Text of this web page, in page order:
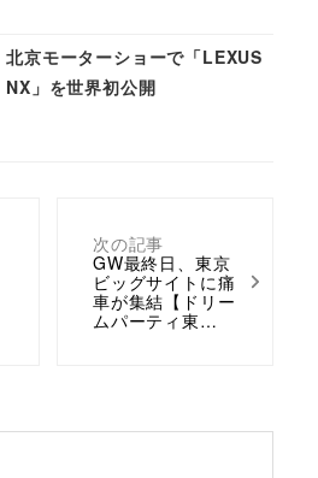
次の記事
GW最終日、東京
ビッグサイトに痛
車が集結【ドリー
ムパーティ東…
北京モーターショーで「LEXUS
NX」を世界初公開